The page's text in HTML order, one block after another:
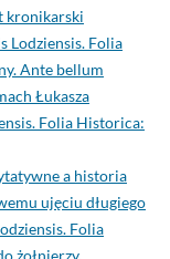
kronikarski
Lodziensis. Folia
Ante bellum
Łukasza
Folia Historica:
a historia
ujęciu długiego
Folia
żołnierzy.